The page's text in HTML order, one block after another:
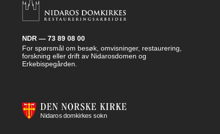
NDR — 73 89 08 00
For spørsmål om besøk, omvisninger, restaurering,
forskning eller drift av Nidarosdomen og
Erkebispegården.